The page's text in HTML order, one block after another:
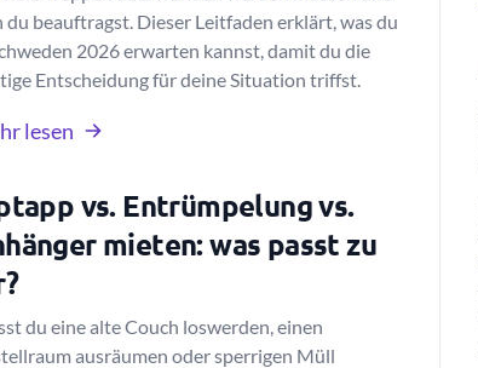
du beauftragst. Dieser Leitfaden erklärt, was du
2026 erwarten kannst, damit du die
Entscheidung für deine Situation triffst.
lesen
vs. Entrümpelung vs.
mieten: was passt zu
du eine alte Couch loswerden, einen
ausräumen oder sperrigen Müll